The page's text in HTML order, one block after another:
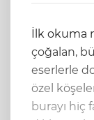
İlk okuma
çoğalan,
eserlerle
özel
burayı hiç